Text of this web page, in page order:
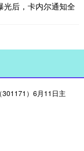
光后，卡内尔通知全